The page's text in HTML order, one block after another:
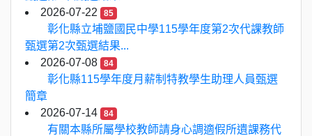
2026-07-22
85
彰化縣立埔鹽國民中學115學年度第2次代課教師
甄選第2次甄選結果...
2026-07-08
84
彰化縣115學年度月薪制特教學生助理人員甄選
簡章
2026-07-14
84
有關本縣所屬學校教師請身心調適假所遺課務代